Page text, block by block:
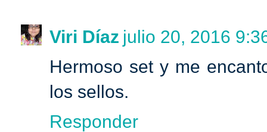
Viri Díaz julio 20, 2016
Hermoso set y me
los sellos.
Responder